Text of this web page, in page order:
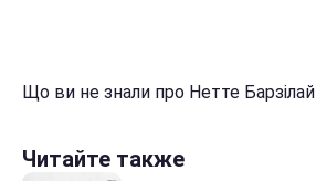
Що ви не знали про Нетте Барзілай
Читайте также